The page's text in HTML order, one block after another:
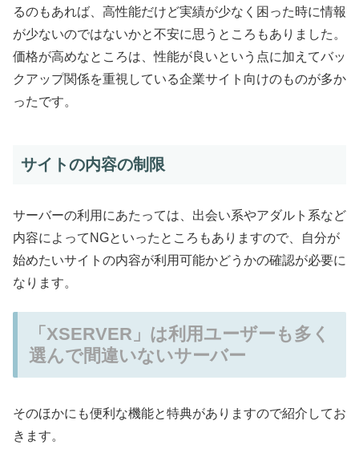
るのもあれば、高性能だけど実績が少なく困った時に情報
が少ないのではないかと不安に思うところもありました。
価格が高めなところは、性能が良いという点に加えてバッ
クアップ関係を重視している企業サイト向けのものが多か
ったです。
サイトの内容の制限
サーバーの利用にあたっては、出会い系やアダルト系など
内容によってNGといったところもありますので、自分が
始めたいサイトの内容が利用可能かどうかの確認が必要に
なります。
「XSERVER」は利用ユーザーも多く
選んで間違いないサーバー
そのほかにも便利な機能と特典がありますので紹介してお
きます。